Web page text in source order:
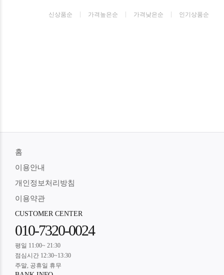
신상품순 가격높은순 가격낮은순 인기상품순
홈
이용안내
개인정보처리방침
이용약관
CUSTOMER CENTER
010-7320-0024
평일 11:00~ 21:30
점심시간 12:30~13:30
주말, 공휴일 휴무